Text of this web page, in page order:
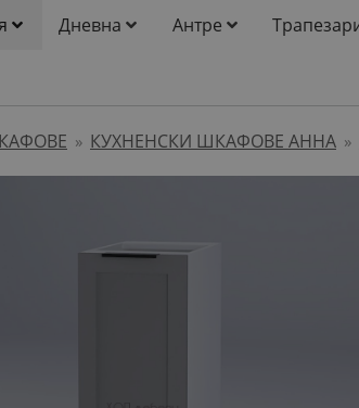
Дневна Антре
» КУХНЕНСКИ ШКАФОВЕ АННА »